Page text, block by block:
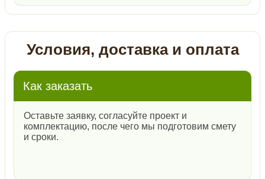
Условия, доставка и оплата
Как заказать
Оставьте заявку, согласуйте проект и
комплектацию, после чего мы подготовим смету
и сроки.